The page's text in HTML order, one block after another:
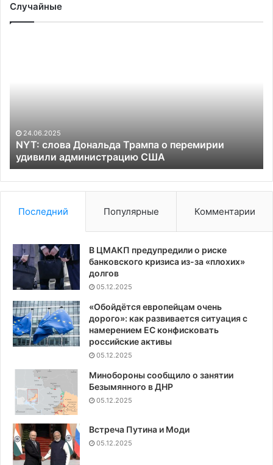
Случайные
администрацию
США
24.06.2025
NYT: слова Дональда Трампа о перемирии
удивили администрацию США
в
Последний Популярные Комментарии
В ЦМАКП предупредили о риске
банковского кризиса из-за «плохих»
долгов
05.12.2025
«Обойдётся европейцам очень
дорого»: как развивается ситуация с
намерением ЕС конфисковать
российские активы
05.12.2025
Минобороны сообщило о занятии
Безымянного в ДНР
05.12.2025
Встреча Путина и Моди
05.12.2025